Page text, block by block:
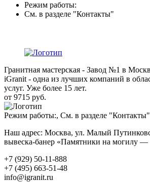
Режим работы:
См. в разделе "Контакты"
Гранитная мастерская - Завод №1 в
iGranit - одна из лучших компаний в
услуг. Уже более 15 лет.
от 9715 руб.
Режим работы:, См. в разделе "Контакты"
Наш адрес: Москва, ул. Малый
вывеска-банер «Памятники на могилу —
+7 (929) 50-11-888
+7 (495) 663-51-48
info@igranit.ru